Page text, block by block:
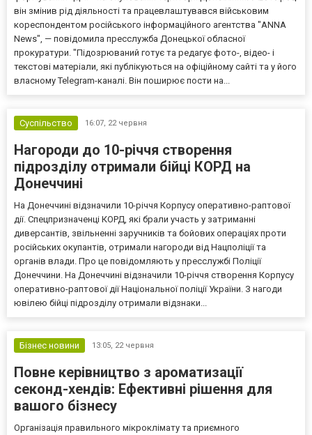
він змінив рід діяльності та працевлаштувався військовим
кореспондентом російського інформаційного агентства "ANNA
News", — повідомила пресслужба Донецької обласної
прокуратури. "Підозрюваний готує та редагує фото-, відео- і
текстові матеріали, які публікуються на офіційному сайті та у його
власному Telegram-каналі. Він поширює пости на...
Суспільство 16:07, 22 червня
Нагороди до 10-річчя створення
підрозділу отримали бійці КОРД на
Донеччині
На Донеччині відзначили 10-річчя Корпусу оперативно-раптової
дії. Спецпризначенці КОРД, які брали участь у затриманні
диверсантів, звільненні заручників та бойових операціях проти
російських окупантів, отримали нагороди від Нацполіції та
органів влади. Про це повідомляють у пресслужбі Поліції
Донеччини. На Донеччині відзначили 10-річчя створення Корпусу
оперативно-раптової дії Національної поліції України. З нагоди
ювілею бійці підрозділу отримали відзнаки...
Бізнес новини 13:05, 22 червня
Повне керівництво з ароматизації
секонд-хендів: Ефективні рішення для
вашого бізнесу
Організація правильного мікроклімату та приємного